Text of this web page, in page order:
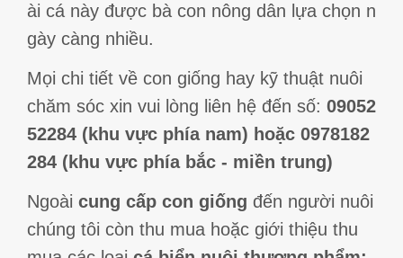
ài cá này được bà con nông dân lựa chọn n
gày càng nhiều.
Mọi chi tiết về con giống hay kỹ thuật nuôi
chăm sóc xin vui lòng liên hệ đến số: 09052
52284 (khu vực phía nam) hoặc 0978182
284 (khu vực phía bắc - miền trung)
Ngoài cung cấp con giống đến người nuôi
chúng tôi còn thu mua hoặc giới thiệu thu